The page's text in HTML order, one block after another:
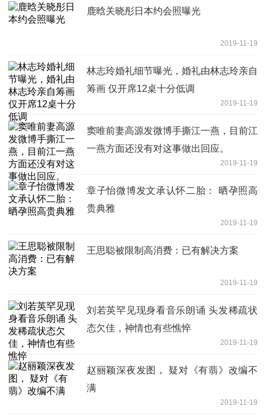
鹿晗关晓彤日本约会照曝光
2019-11-19
林志玲婚礼细节曝光，婚礼由林志玲亲自
筹画 仅开席12桌十分低调
2019-11-19
窦唯前妻高源发微博手撕江一燕，目前江
一燕方面还没有对这事做出回应。
2019-11-19
章子怡微博发文承认怀二胎： 晒孕照高
贵典雅
2019-11-19
王思聪被限制高消费：已有解决方案
2019-11-19
刘若英罕见现身看音乐朗诵 头发稀疏状
态欠佳，神情也有些憔悴
2019-11-19
赵丽颖深夜发图， 疑对《有翡》改编不
满
2019-11-19